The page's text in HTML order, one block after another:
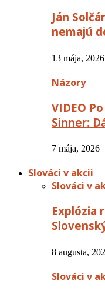
Ján
nemajú
13 mája, 2026
Názory
VIDEO
Sinner:
7 mája, 2026
Slováci v akcii
Slováci v
Explózia
8 augusta,
Slováci v